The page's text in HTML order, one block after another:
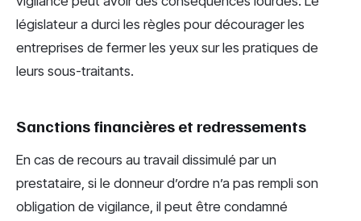
législateur a durci les règles pour décourager les
entreprises de fermer les yeux sur les pratiques de
leurs sous-traitants.
Sanctions financières et redressements
En cas de recours au travail dissimulé par un
prestataire, si le donneur d’ordre n’a pas rempli son
obligation de vigilance, il peut être condamné